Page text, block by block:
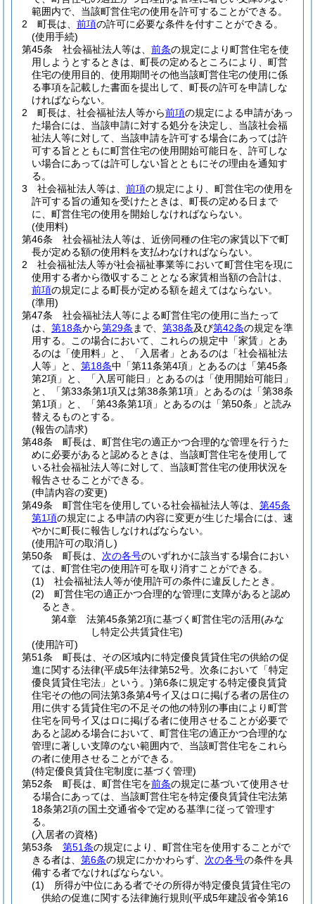
範囲内で、当該町営住宅の使用を許可することができる。
2
町長は、 前項の許可に必要な条件を付すことができる。
(使用手続)
第45条
社会福祉法人等は、 前条の規定により町営住宅を使
用しようとするときは、町長の定めるところにより、町営
住宅の使用目的、使用期間その他当該町営住宅の使用に係
る事項を記載した書面を提出して、町長の許可を申請しな
ければならない。
2
町長は、社会福祉法人等から前項の規定による申請があっ
た場合には、当該申請に対する処分を決定し、当該社会福
祉法人等に対して、当該申請を許可する場合にあっては許
可する旨とともに町営住宅の使用開始可能日を、許可しな
い場合にあっては許可しない旨とともにその理由を通知す
る。
3
社会福祉法人等は、 前項の規定により、町営住宅の使用を
許可する旨の通知を受けたときは、町長の定める日まで
に、町営住宅の使用を開始しなければならない。
(使用料)
第46条
社会福祉法人等は、近傍同種の住宅の家賃以下で町
長が定める額の使用料を支払わなければならない。
2
社会福祉法人等が社会福祉事業等において町営住宅を現に
使用する者から徴収することとなる家賃相当額の合計は、
前項の規定による町長が定める額を超えてはならない。
(準用)
第47条
社会福祉法人等による町営住宅の使用に当たって
は、 第18条から第29条 まで、 第38条及び第42条の規定を準
用する。
この場合において、これらの規定中「家賃」とあ
るのは「使用料」と、「入居者」とあるのは「社会福祉法
人等」と、 第18条中「第11条第4項」とあるのは「第45条
第2項」と、「入居可能日」とあるのは「使用開始可能日」
と、「第33条第1項又は第38条第1項」とあるのは「第38条
第1項」と、「第43条第1項」とあるのは「第50条」と読み
替えるものとする。
(報告の請求)
第48条
町長は、町営住宅の適正かつ合理的な管理を行うた
めに必要があると認めるときは、当該町営住宅を使用して
いる社会福祉法人等に対して、当該町営住宅の使用状況を
報告させることができる。
(申請内容の変更)
第49条
町営住宅を使用している社会福祉法人等は、 第45条
第1項の規定による申請の内容に変更が生じた場合には、速
やかに町長に報告しなければならない。
(使用許可の取消し)
第50条
町長は、 次の各号のいずれかに該当する場合におい
ては、町営住宅の使用許可を取り消すことができる。
(1)
社会福祉法人等が使用許可の条件に違反したとき。
(2)
町営住宅の適正かつ合理的な管理に支障があると認め
るとき。
第4章
法第45条第2項に基づく町営住宅の活用(みな
し特定公共賃貸住宅)
(使用許可)
第51条
町長は、その区域内に特定優良賃貸住宅の供給の促
進に関する法律(平成5年法律第52号。次条において「特定
優良賃貸住宅法」という。)第6条に規定する特定優良賃貸
住宅その他の同法第3条第4号イ又はロに掲げる者の居住の
用に供する賃貸住宅の不足その他の特別の事由により町営
住宅を同号イ又はロに掲げる者に使用させることが必要で
あると認める場合において、町営住宅の適正かつ合理的な
管理に著しい支障のない範囲内で、当該町営住宅をこれら
の者に使用させることができる。
(特定優良賃貸住宅制度に基づく管理)
第52条
町長は、町営住宅を前条の規定に基づいて使用させ
る場合にあっては、当該町営住宅を特定優良賃貸住宅法第
18条第2項の国土交通省令で定める基準に従って管理す
る。
(入居者の資格)
第53条
第51条の規定により、町営住宅を使用することがで
きる者は、 第6条の規定にかかわらず、 次の各号の条件を具
備する者でなければならない。
(1)
所得が中位にある者でその所得が特定優良賃貸住宅の
供給の促進に関する法律施行規則 (平成5年建設省令第16